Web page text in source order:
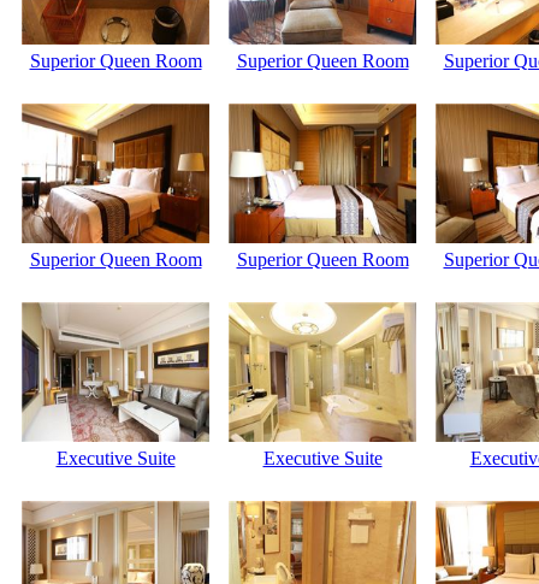
Superior Queen Room Superior Queen Room Superior
Superior Queen Room Superior Queen Room Superior
Executive Suite Executive Suite